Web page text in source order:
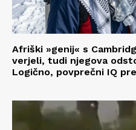
Afriški »genij« s
verjeli, tudi njegova
Logično, povprečni IQ